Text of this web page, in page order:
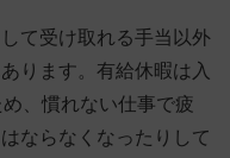
て受け取れる手当以外
ります。有給休暇は入
、慣れない仕事で疲
ならなくなったりして